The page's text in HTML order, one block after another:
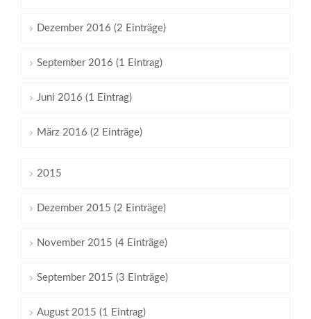
Dezember 2016 (2 Einträge)
September 2016 (1 Eintrag)
Juni 2016 (1 Eintrag)
März 2016 (2 Einträge)
2015
Dezember 2015 (2 Einträge)
November 2015 (4 Einträge)
September 2015 (3 Einträge)
August 2015 (1 Eintrag)